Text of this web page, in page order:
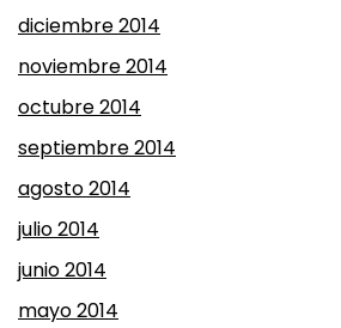
diciembre 2014
noviembre 2014
octubre 2014
septiembre 2014
agosto 2014
julio 2014
junio 2014
mayo 2014